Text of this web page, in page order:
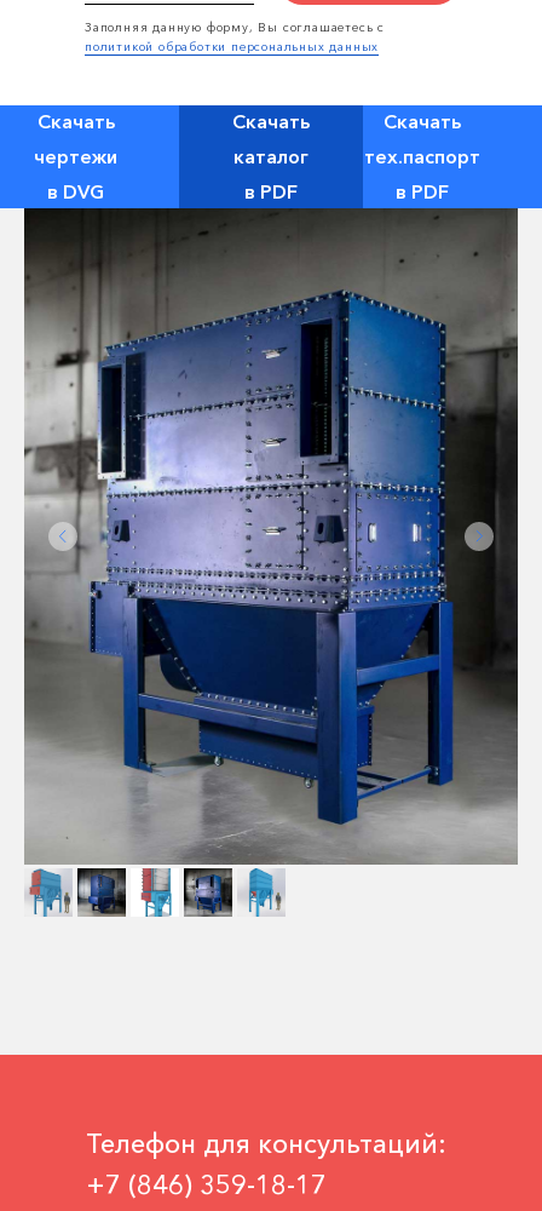
Заполняя данную форму, Вы соглашаетесь с
политикой обработки персональных данных
Скачать
тех.паспорт
в PDF
Скачать
чертежи
в DVG
Скачать
каталог
в PDF
Телефон для консультаций:
+7 (846) 359-18-17